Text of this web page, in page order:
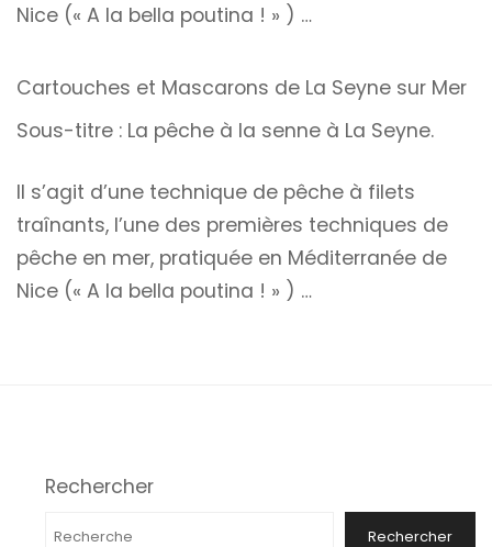
Nice (« A la bella poutina ! » ) …
Cartouches et Mascarons de La Seyne sur Mer
Sous-titre : La pêche à la senne à La Seyne.
Il s’agit d’une technique de pêche à filets
traînants, l’une des premières techniques de
pêche en mer, pratiquée en Méditerranée de
Nice (« A la bella poutina ! » ) …
Rechercher
Rechercher